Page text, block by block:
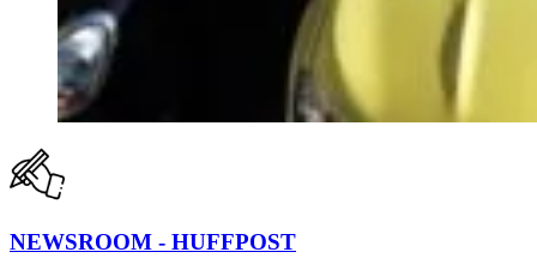
NEWSROOM - HUFFPOST